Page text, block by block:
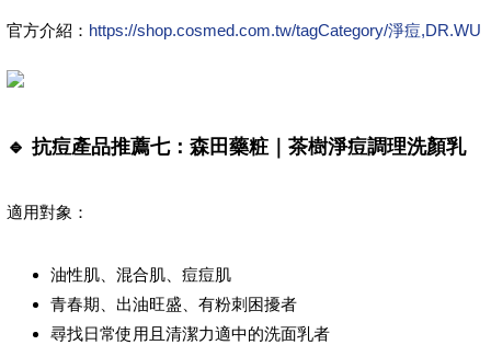
官方介紹： https://shop.cosmed.com.tw/tagCategory/淨痘,DR.WU
🔹 抗痘產品推薦七：森田藥粧｜茶樹淨痘調理洗顏乳
適用對象：
油性肌、混合肌、痘痘肌
青春期、出油旺盛、有粉刺困擾者
尋找日常使用且清潔力適中的洗面乳者